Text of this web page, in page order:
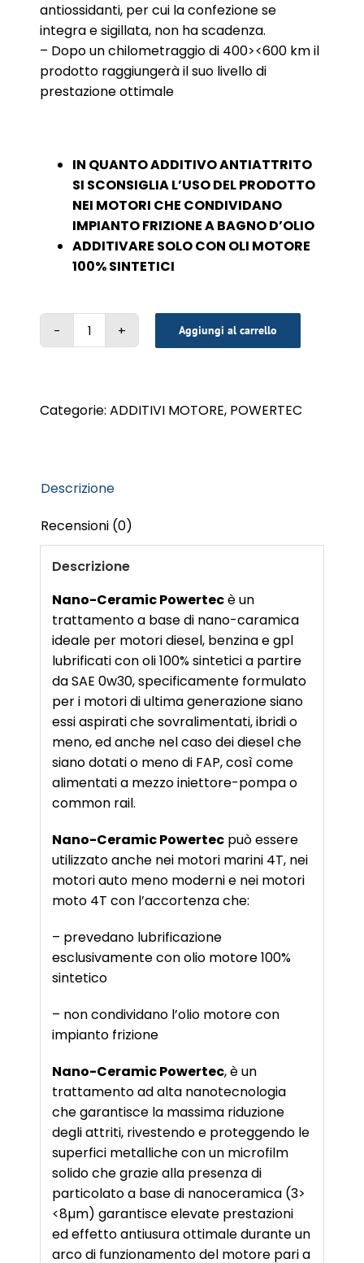
antiossidanti, per cui la confezione se
integra e sigillata, non ha scadenza.
– Dopo un chilometraggio di 400><600 km il
prodotto raggiungerà il suo livello di
prestazione ottimale
IN QUANTO ADDITIVO ANTIATTRITO
SI SCONSIGLIA L’USO DEL PRODOTTO
NEI MOTORI CHE CONDIVIDANO
IMPIANTO FRIZIONE A BAGNO D’OLIO
ADDITIVARE SOLO CON OLI MOTORE
100% SINTETICI
CERAMIC
ML
quantità
Aggiungi al carrello
Categorie:ADDITIVI MOTORE, POWERTEC
Descrizione
Recensioni (0)
Descrizione
Nano-Ceramic Powertecè un
trattamento a base di nano-caramica
ideale per motori diesel, benzina e gpl
lubrificati con oli 100% sintetici a partire
da SAE 0w30, specificamente formulato
per i motori di ultima generazione siano
essi aspirati che sovralimentati, ibridi o
meno, ed anche nel caso dei diesel che
siano dotati o meno di FAP, così come
alimentati a mezzo iniettore-pompa o
common rail.
Nano-Ceramic Powertec può essere
utilizzato anche nei motori marini 4T, nei
motori auto meno moderni e nei motori
moto 4T con l’accortenza che:
– prevedano lubrificazione
esclusivamente con olio motore 100%
sintetico
– non condividano l’olio motore con
impianto frizione
Nano-Ceramic Powertec, è un
trattamento ad alta nanotecnologia
che garantisce la massima riduzione
degli attriti, rivestendo e proteggendo le
superfici metalliche con un microfilm
solido che grazie alla presenza di
particolato a base di nanoceramica (3>
<8µm) garantisce elevate prestazioni
ed effetto antiusura ottimale durante un
arco di funzionamento del motore pari a